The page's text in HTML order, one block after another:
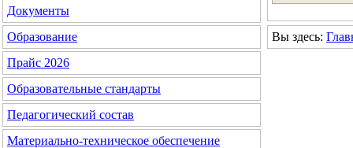
Документы
Образование
Прайс 2026
Образовательные стандарты
Педагогический состав
Материально-техническое обеспечение
Вы здесь: